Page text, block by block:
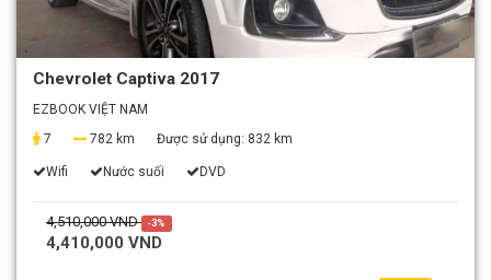
Chevrolet Captiva 2017
EZBOOK VIỆT NAM
7
782 km Được sử dụng: 832 km
Wifi Nước suối DVD
4,510,000 VND -3%
4,410,000 VND